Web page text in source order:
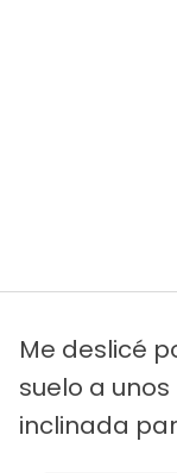
Me deslicé
suelo a
inclinada